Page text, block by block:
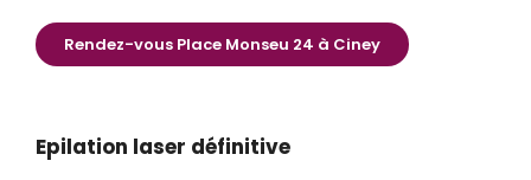
Rendez-vous Place Monseu 24 à Ciney
Epilation laser définitive